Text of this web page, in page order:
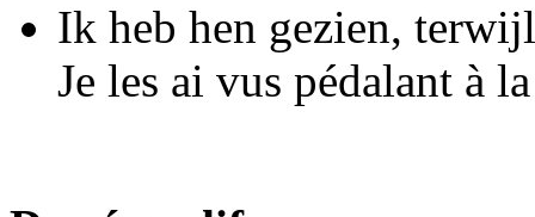
Ik heb hen gezien,
Je les ai vus pédalant à